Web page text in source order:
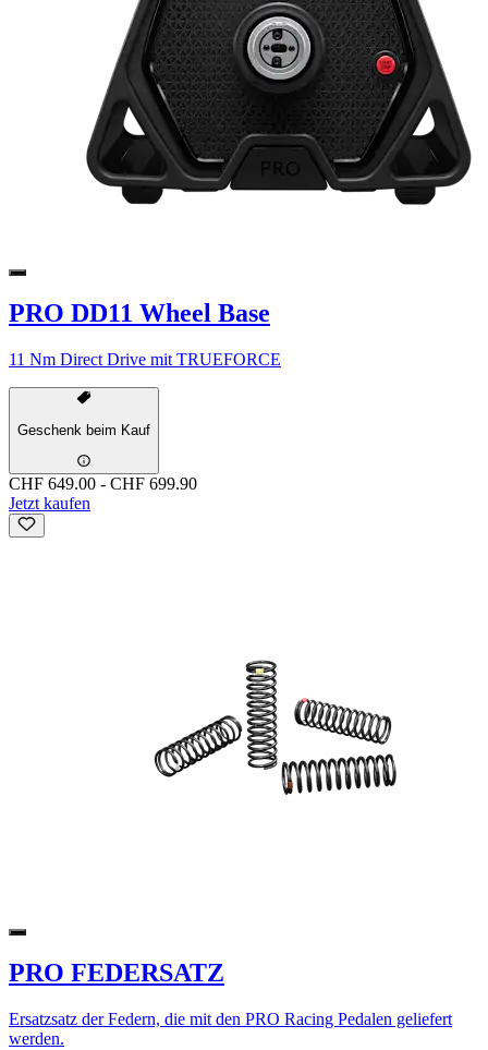
PRO DD11 Wheel Base
11 Nm Direct Drive mit TRUEFORCE
Geschenk beim Kauf
CHF 649.00 - CHF 699.90
Jetzt kaufen
PRO FEDERSATZ
Ersatzsatz der Federn, die mit den PRO Racing Pedalen geliefert
werden.